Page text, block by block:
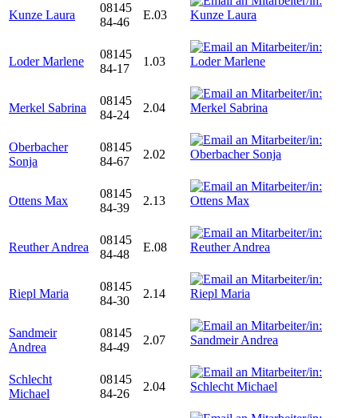
Kunze Laura
08145
84-46
E.03
Loder Marlene
08145
84-17
1.03
Merkel Sabrina
08145
84-24
2.04
Oberbacher
Sonja
08145
84-67
2.02
Ottens Max
08145
84-39
2.13
Reuther Andrea
08145
84-48
E.08
Riepl Maria
08145
84-30
2.14
Sandmeir
Andrea
08145
84-49
2.07
Schlecht
Michael
08145
84-26
2.04